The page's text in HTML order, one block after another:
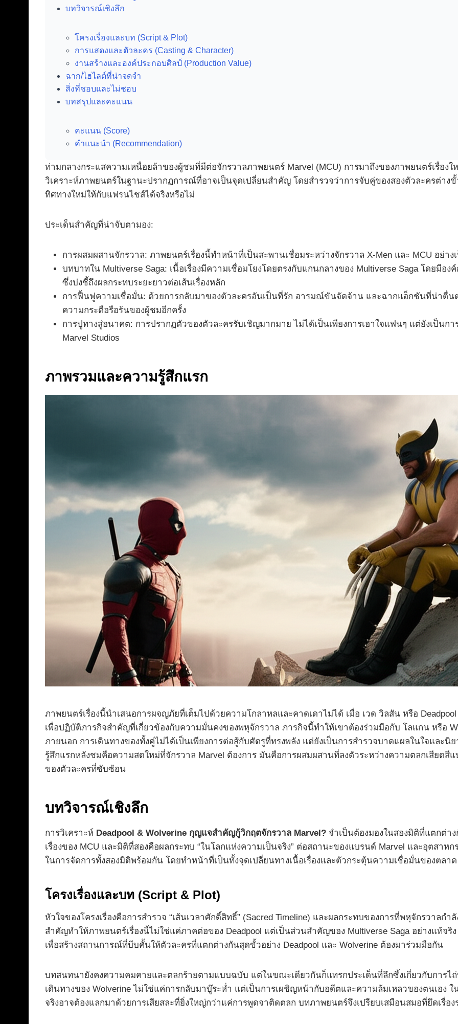
บทวิจารณ์เชิงลึก
โครงเรื่องและบท (Script & Plot)
การแสดงและตัวละคร (Casting & Character)
งานสร้างและองค์ประกอบศิลป์ (Production Value)
ฉาก/ไฮไลต์ที่น่าจดจำ
สิ่งที่ชอบและไม่ชอบ
บทสรุปและคะแนน
คะแนน (Score)
คำแนะนำ (Recommendation)
ท่ามกลางกระแสความเหนื่อยล้าของผู้ชมที่มีต่อจักรวาลภาพยนตร์ Marvel (MCU) การมาถึงของภาพยนตร์เรื่อง
วิเคราะห์ภาพยนตร์ในฐานะปรากฏการณ์ที่อาจเป็นจุดเปลี่ยนสำคัญ โดยสำรวจว่าการจับคู่ของสองตัวละครต่า
ทิศทางใหม่ให้กับแฟรนไชส์ได้จริงหรือไม่
ประเด็นสำคัญที่น่าจับตามอง:
การผสมผสานจักรวาล: ภาพยนตร์เรื่องนี้ทำหน้าที่เป็นสะพานเชื่อมระหว่างจักรวาล X-Men และ MCU อย่า
บทบาทใน Multiverse Saga: เนื้อเรื่องมีความเชื่อมโยงโดยตรงกับแกนกลางของ Multiverse Saga โดยมีอง
ซึ่งบ่งชี้ถึงผลกระทบระยะยาวต่อเส้นเรื่องหลัก
การฟื้นฟูความเชื่อมั่น: ด้วยการกลับมาของตัวละครอันเป็นที่รัก อารมณ์ขันจัดจ้าน และฉากแอ็กชันที่น่าตื่น
ความกระตือรือร้นของผู้ชมอีกครั้ง
การปูทางสู่อนาคต: การปรากฏตัวของตัวละครรับเชิญมากมาย ไม่ได้เป็นเพียงการเอาใจแฟนๆ แต่ยังเป็นก
Marvel Studios
ภาพรวมและความรู้สึกแรก
ภาพยนตร์เรื่องนี้นำเสนอการผจญภัยที่เต็มไปด้วยความโกลาหลและคาดเดาไม่ได้ เมื่อ เวด วิลสัน หรือ
เพื่อปฏิบัติภารกิจสำคัญที่เกี่ยวข้องกับความมั่นคงของพหุจักรวาล ภารกิจนี้ทำให้เขาต้องร่วมมือกับ โลแกน หรือ
ภายนอก การเดินทางของทั้งคู่ไม่ได้เป็นเพียงการต่อสู้กับศัตรูที่ทรงพลัง แต่ยังเป็นการสำรวจบาดแผลในใจและนิ
รู้สึกแรกหลังชมคือความสดใหม่ที่จักรวาล Marvel ต้องการ มันคือการผสมผสานที่ลงตัวระหว่างความตลกเสียด
ของตัวละครที่ซับซ้อน
บทวิจารณ์เชิงลึก
การวิเคราะห์ Deadpool & Wolverine กุญแจสำคัญกู้วิกฤตจักรวาล Marvel? จำเป็นต้องมองในสองมิติที่แตกต่า
เรื่องของ MCU และมิติที่สองคือผลกระทบ “ในโลกแห่งความเป็นจริง” ต่อสถานะของแบรนด์ Marvel และอุตสาห
ในการจัดการทั้งสองมิติพร้อมกัน โดยทำหน้าที่เป็นทั้งจุดเปลี่ยนทางเนื้อเรื่องและตัวกระตุ้นความเชื่อมั่นของตลาด
โครงเรื่องและบท (Script & Plot)
หัวใจของโครงเรื่องคือการสำรวจ “เส้นเวลาศักดิ์สิทธิ์” (Sacred Timeline) และผลกระทบของการที่พหุจักรวาลก
สำคัญทำให้ภาพยนตร์เรื่องนี้ไม่ใช่แค่ภาคต่อของ Deadpool แต่เป็นส่วนสำคัญของ Multiverse Saga อย่างแท้จ
เพื่อสร้างสถานการณ์ที่บีบคั้นให้ตัวละครที่แตกต่างกันสุดขั้วอย่าง Deadpool และ Wolverine ต้องมาร่วมมือกัน
บทสนทนายังคงความคมคายและตลกร้ายตามแบบฉบับ แต่ในขณะเดียวกันก็แทรกประเด็นที่ลึกซึ้งเกี่ยวกับการไ
เดินทางของ Wolverine ไม่ใช่แค่การกลับมาบู๊ระห่ำ แต่เป็นการเผชิญหน้ากับอดีตและความล้มเหลวของตนเอง
จริงอาจต้องแลกมาด้วยการเสียสละที่ยิ่งใหญ่กว่าแค่การพูดจาติดตลก บทภาพยนตร์จึงเปรียบเสมือนสมอที่ยึดเรื่